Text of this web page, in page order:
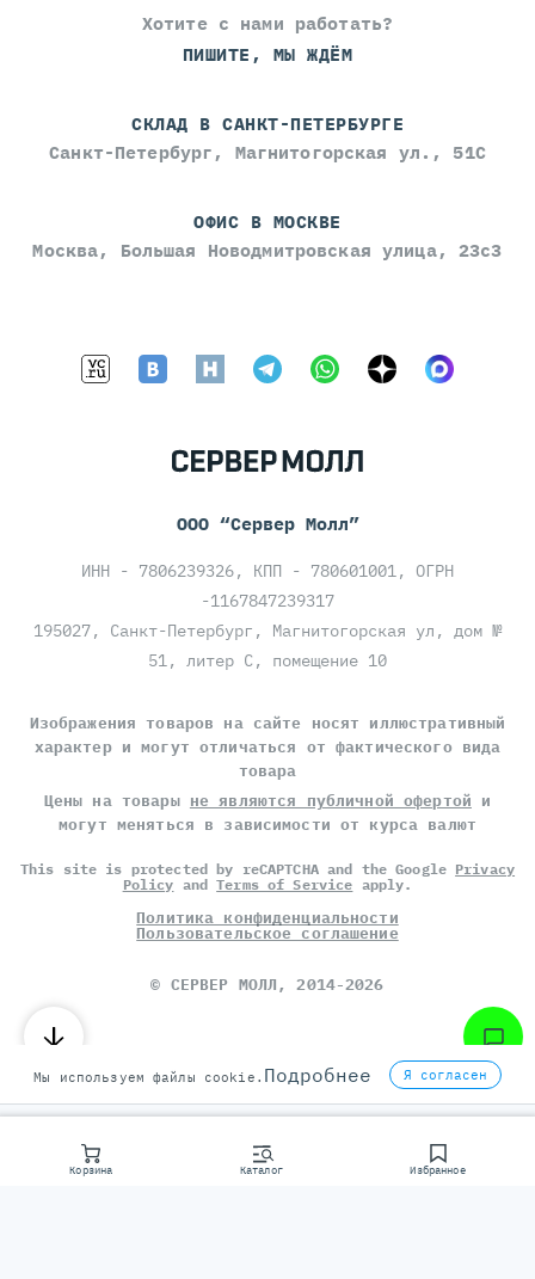
Корзина Каталог Избранное
Хотите с нами работать?
ПИШИТЕ, МЫ ЖДЁМ
СКЛАД В САНКТ-ПЕТЕРБУРГЕ
Санкт-Петербург, Магнитогорская ул., 51С
ОФИС В МОСКВЕ
Москва, Большая Новодмитровская улица, 23с3
ООО “Сервер Молл”
ИНН - 7806239326, КПП - 780601001, ОГРН
-1167847239317
195027, Санкт-Петербург, Магнитогорская ул, дом №
51, литер С, помещение 10
Изображения товаров на сайте носят иллюстративный
характер и могут отличаться от фактического вида
товара
Цены на товары не являются публичной офертой и
могут меняться в зависимости от курса валют
This site is protected by reCAPTCHA and the Google Privacy
Policy andTerms of Service apply.
Политика конфиденциальности
Пользовательское соглашение
© СЕРВЕР МОЛЛ, 2014-2026
Мы используем файлы cookie. Подробнее Я согласен